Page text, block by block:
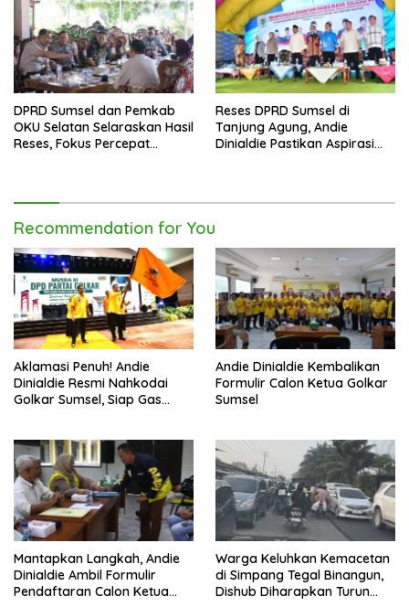
DPRD Sumsel dan Pemkab
OKU Selatan Selaraskan Hasil
Reses, Fokus Percepat
Reses DPRD Sumsel di
Tanjung Agung, Andie
Dinialdie Pastikan Aspirasi
Recommendation for You
Aklamasi Penuh! Andie
Dinialdie Resmi Nahkodai
Golkar Sumsel, Siap Gas
Andie Dinialdie Kembalikan
Formulir Calon Ketua Golkar
Sumsel
Mantapkan Langkah, Andie
Dinialdie Ambil Formulir
Pendaftaran Calon Ketua
Warga Keluhkan Kemacetan
di Simpang Tegal Binangun,
Dishub Diharapkan Turun